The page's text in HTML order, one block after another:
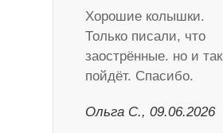
Хорошие колышки.
Только писали, что
заострённые. но и так
пойдёт. Спасибо.
Ольга С., 09.06.2026